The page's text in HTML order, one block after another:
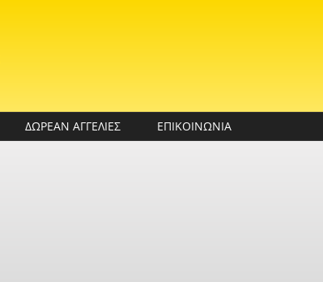
ΔΩΡΕΑΝ ΑΓΓΕΛΙΕΣ ΕΠΙΚΟΙΝΩΝΙΑ